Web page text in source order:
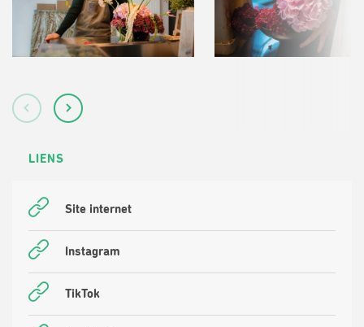
LIENS
Site internet
Instagram
TikTok